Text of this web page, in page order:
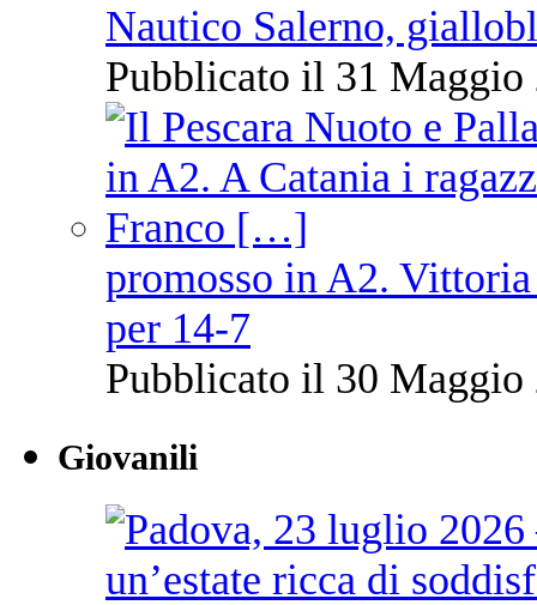
Nautico Salerno,
Pubblicato il 31 Maggio
promosso in A2.
per 14-7
Pubblicato il 30 Maggio
Giovanili